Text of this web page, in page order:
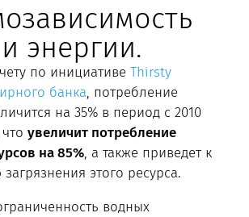
энергии.
по инициативе Thirsty
банка, потребление
на 35% в период с 2010
увеличит потребление
на 85%, а также приведет к
этого ресурса.
водных